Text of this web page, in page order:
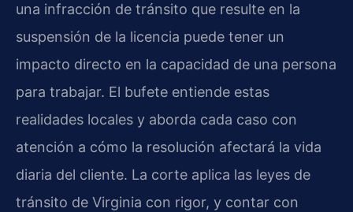
una infracción de tránsito que resulte en la
suspensión de la licencia puede tener un
impacto directo en la capacidad de una persona
para trabajar. El bufete entiende estas
realidades locales y aborda cada caso con
atención a cómo la resolución afectará la vida
diaria del cliente. La corte aplica las leyes de
tránsito de Virginia con rigor, y contar con